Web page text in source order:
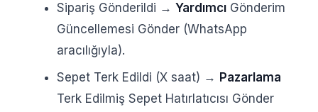
Sipariş Gönderildi → Yardımcı Gönderim
Güncellemesi Gönder (WhatsApp
aracılığıyla).
Sepet Terk Edildi (X saat) → Pazarlama
Terk Edilmiş Sepet Hatırlatıcısı Gönder